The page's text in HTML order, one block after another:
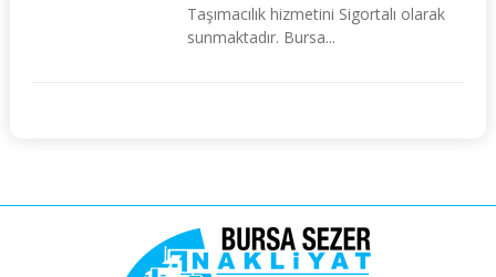
Taşımacılık hizmetini Sigortalı olarak
sunmaktadır. Bursa...